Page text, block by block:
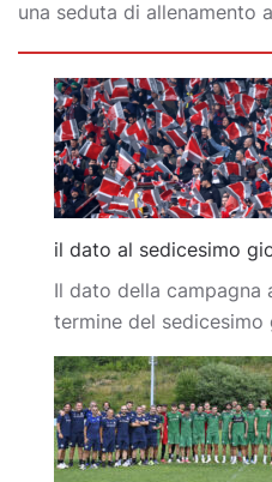
una seduta di allenamento
il dato al sedicesimo
Il dato della campagna
termine del